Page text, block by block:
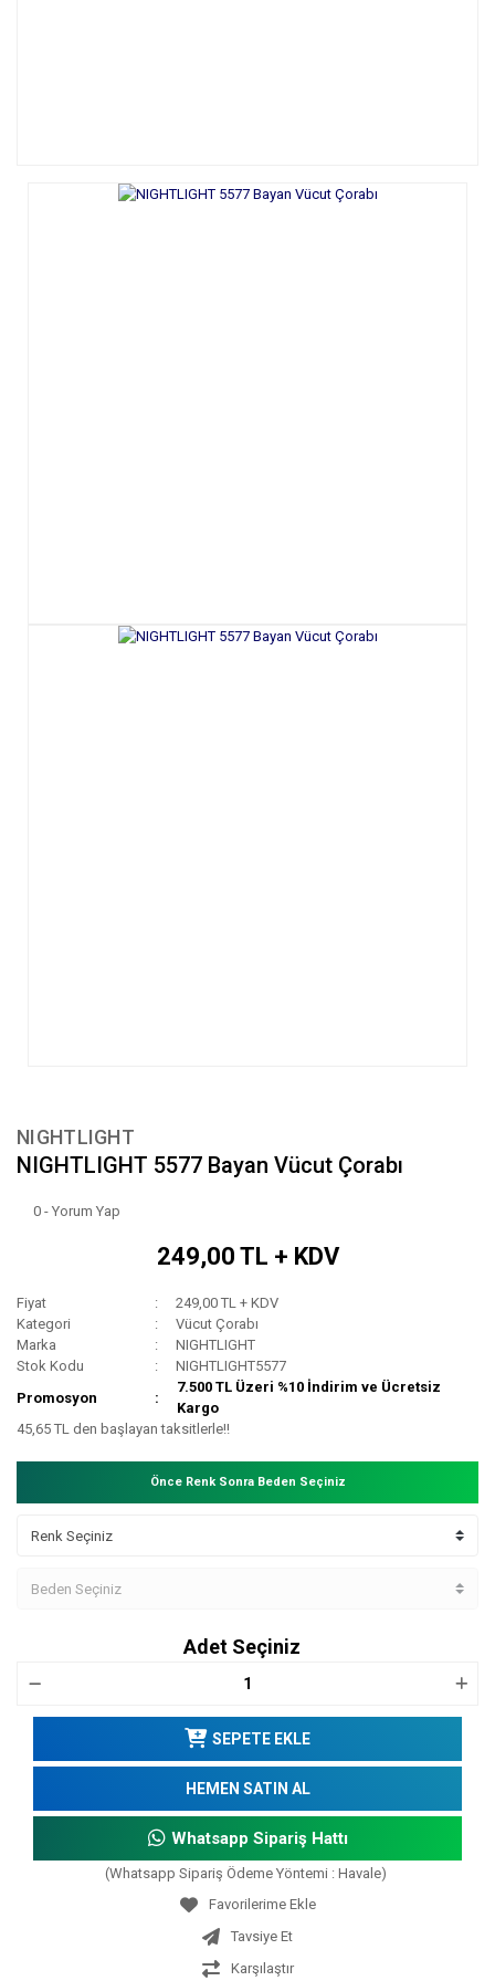
NIGHTLIGHT
NIGHTLIGHT 5577 Bayan Vücut Çorabı
0 - Yorum Yap
249,00 TL + KDV
Fiyat
249,00 TL + KDV
Kategori
Vücut Çorabı
Marka
NIGHTLIGHT
Stok Kodu
NIGHTLIGHT5577
Promosyon
7.500 TL Üzeri %10 İndirim ve Ücretsiz
Kargo
45,65 TL den başlayan taksitlerle!!
Önce Renk Sonra Beden Seçiniz
Adet Seçiniz
SEPETE EKLE
HEMEN SATIN AL
Whatsapp Sipariş Hattı
(Whatsapp Sipariş Ödeme Yöntemi : Havale)
Tavsiye Et
Karşılaştır